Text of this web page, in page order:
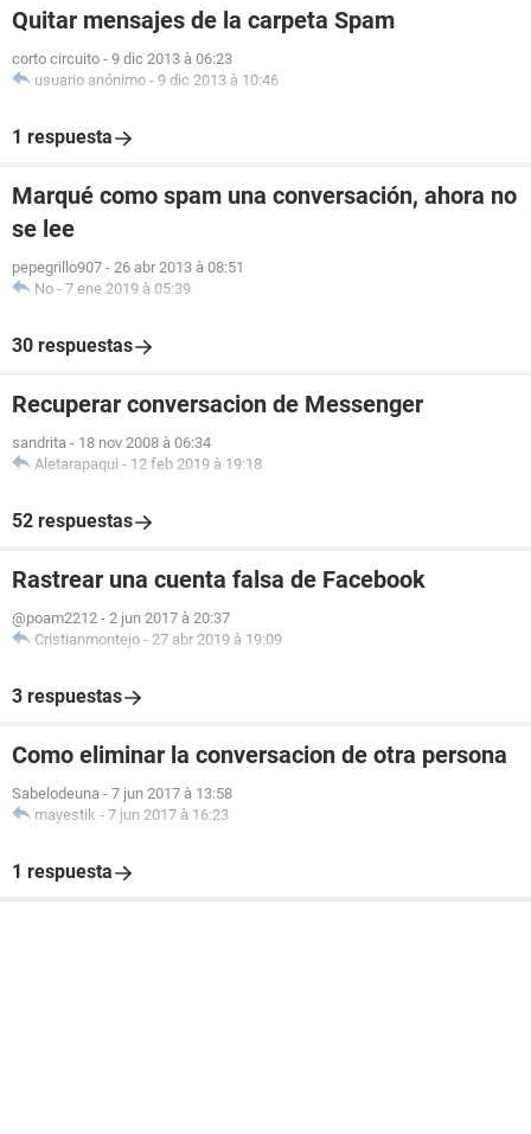
Quitar mensajes de la carpeta Spam
corto circuito - 9 dic 2013 à 06:23
usuario anónimo - 9 dic 2013 à 10:46
1 respuesta
Marqué como spam una conversación, ahora no
se lee
pepegrillo907 - 26 abr 2013 à 08:51
No - 7 ene 2019 à 05:39
30 respuestas
Recuperar conversacion de Messenger
sandrita - 18 nov 2008 à 06:34
Aletarapaqui - 12 feb 2019 à 19:18
52 respuestas
Rastrear una cuenta falsa de Facebook
@poam2212 - 2 jun 2017 à 20:37
Cristianmontejo - 27 abr 2019 à 19:09
3 respuestas
Como eliminar la conversacion de otra persona
Sabelodeuna - 7 jun 2017 à 13:58
mayestik - 7 jun 2017 à 16:23
1 respuesta